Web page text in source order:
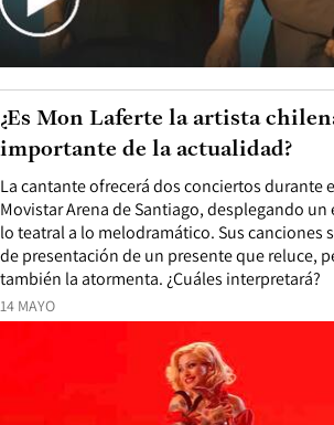
14 MAYO
La cantante ofrecerá dos conciertos durante
Movistar Arena de Santiago, desplegando
lo teatral a lo melodramático. Sus canciones
de presentación de un presente que reluce,
también la atormenta. ¿Cuáles interpretará?
¿Es Mon Laferte la artista
importante de la actualidad?